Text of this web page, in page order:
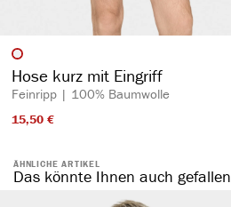
Artikelfarbe
Hose kurz mit Eingriff
Feinripp | 100% Baumwolle
15,50 €​
ÄHNLICHE ARTIKEL
Das könnte Ihnen auch gefallen